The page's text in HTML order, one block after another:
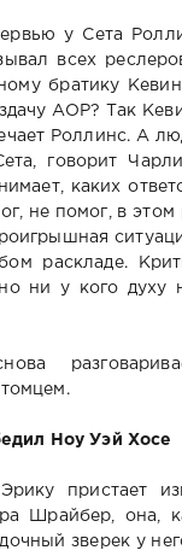
у Сета
всех
братику
АОР? Так
Роллинс. А
говорит
каких
не помог, в этом
раскладе.
ни у кого духу
Ноу Уэй Хосе
пристает
Шрайбер, она,
зверек у